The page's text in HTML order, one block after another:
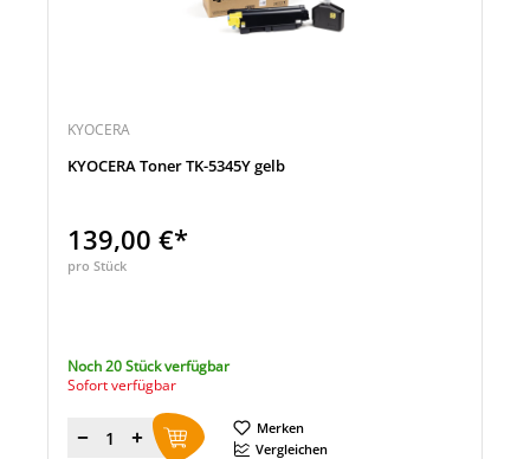
KYOCERA
KYOCERA Toner TK-5345Y gelb
139,00 €*
pro Stück
Noch 20 Stück verfügbar
Sofort verfügbar
Menge
Merken
Vergleichen